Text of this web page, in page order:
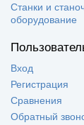
Станки и
оборудование
Вход
Регистрация
Сравнения
Обратный